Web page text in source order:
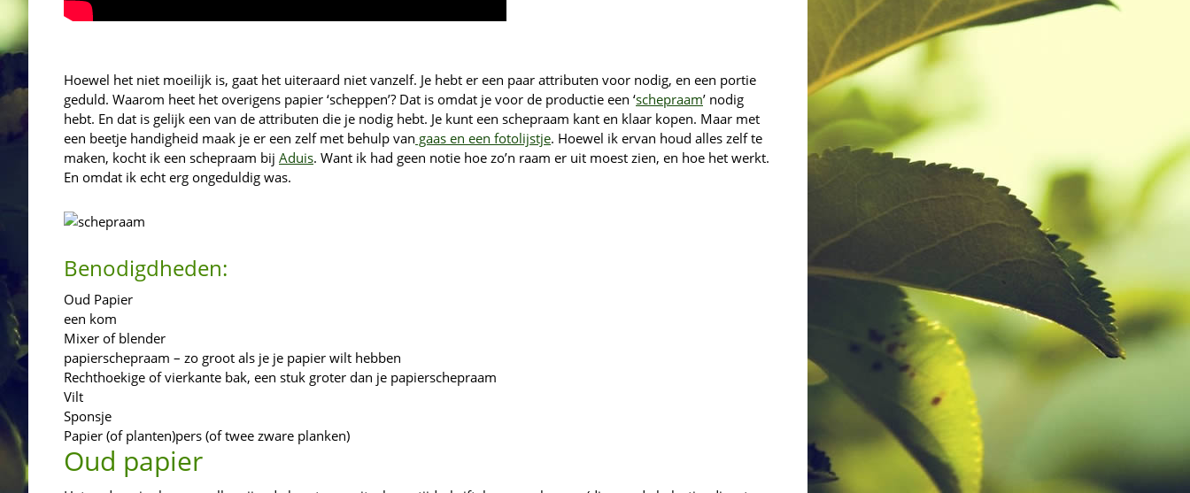
Hoewel het niet moeilijk is, gaat het uiteraard niet vanzelf. Je hebt er een paar attributen voor nodig, en een portie
geduld. Waarom heet het overigens papier ‘scheppen’? Dat is omdat je voor de productie een ‘schepraam’ nodig
hebt. En dat is gelijk een van de attributen die je nodig hebt. Je kunt een schepraam kant en klaar kopen. Maar met
een beetje handigheid maak je er een zelf met behulp van gaas en een fotolijstje. Hoewel ik ervan houd alles zelf te
maken, kocht ik een schepraam bij Aduis. Want ik had geen notie hoe zo’n raam er uit moest zien, en hoe het werkt.
En omdat ik echt erg ongeduldig was.
Benodigdheden:
Oud Papier
een kom
Mixer of blender
papierschepraam – zo groot als je je papier wilt hebben
Rechthoekige of vierkante bak, een stuk groter dan je papierschepraam
Vilt
Sponsje
Papier (of planten)pers (of twee zware planken)
Oud papier